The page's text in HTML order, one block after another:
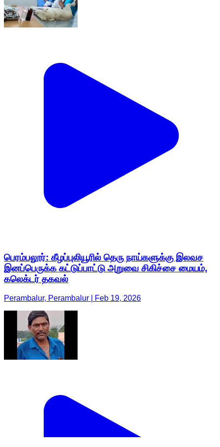
பெரம்பலூர்: கீழப்புலியூரில் தெரு நாய்களுக்கு இலவச
இனப்பெருக்க கட்டுப்பாட்டு அறுவை சிகிச்சை மையம்,
கலெக்டர் தகவல்
Perambalur, Perambalur | Feb 19, 2026